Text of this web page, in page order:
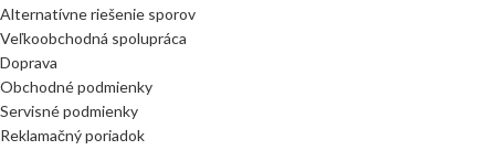
Alternatívne riešenie sporov
Veľkoobchodná spolupráca
Doprava
Obchodné podmienky
Servisné podmienky
Reklamačný poriadok